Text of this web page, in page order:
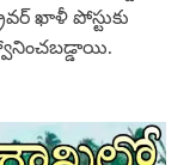
ఖాళీ పోస్టుకు